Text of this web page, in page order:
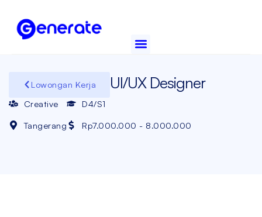
content
Lowongan Kerja UI/UX Designer
Creative
Tangerang
D4/S1
Rp7.000.000 - 8.000.000